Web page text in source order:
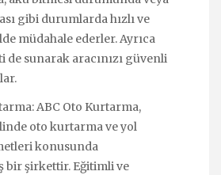
gibi durumlarda hızlı ve
müdahale ederler. Ayrıca
de sunarak aracınızı güvenli
ABC Oto Kurtarma,
oto kurtarma ve yol
konusunda
bir şirkettir. Eğitimli ve